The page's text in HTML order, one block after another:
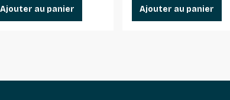
Ajouter au panier Ajouter au panier